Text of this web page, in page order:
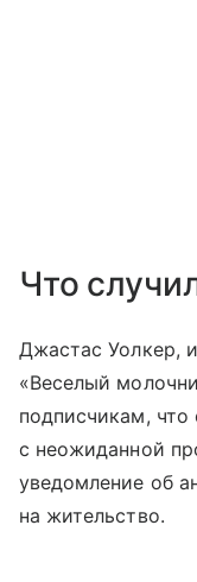
Что
Джастас Уолкер,
«Веселый
подписчикам, что
с неожиданной
уведомление об
на жительство.